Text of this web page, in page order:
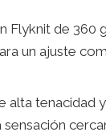
Flyknit de 360
un ajuste
alta tenacidad
sensación